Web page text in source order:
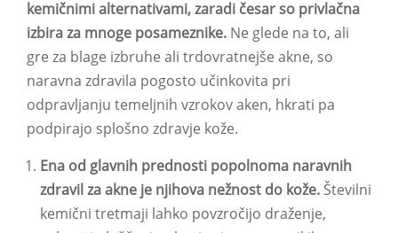
kemičnimi alternativami, zaradi česar so privlačna
izbira za mnoge posameznike. Ne glede na to, ali
gre za blage izbruhe ali trdovratnejše akne, so
naravna zdravila pogosto učinkovita pri
odpravljanju temeljnih vzrokov aken, hkrati pa
podpirajo splošno zdravje kože.
Ena od glavnih prednosti popolnoma naravnih
zdravil za akne je njihova nežnost do kože. Številni
kemični tretmaji lahko povzročijo draženje,